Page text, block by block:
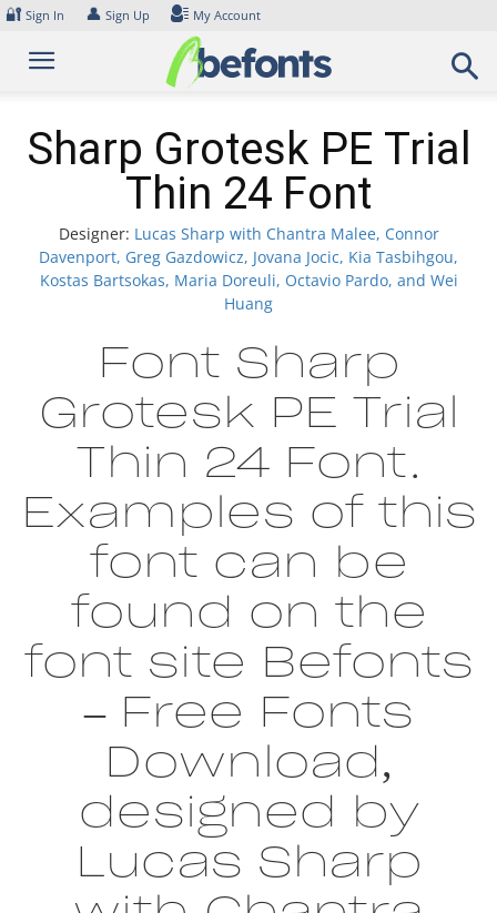
Skip
content
🔐 Sign In 👤 Sign Up My Account
Sharp Grotesk PE Trial
Thin 24 Font
Designer: Lucas Sharp with Chantra Malee, Connor
Davenport, Greg Gazdowicz, Jovana Jocic, Kia Tasbihgou,
Kostas Bartsokas, Maria Doreuli, Octavio Pardo, and Wei
Huang
Font Sharp
Grotesk PE Trial
Thin 24 Font.
Examples of this
font can be
found on the
font site Befonts
– Free Fonts
Download,
designed by
Lucas Sharp